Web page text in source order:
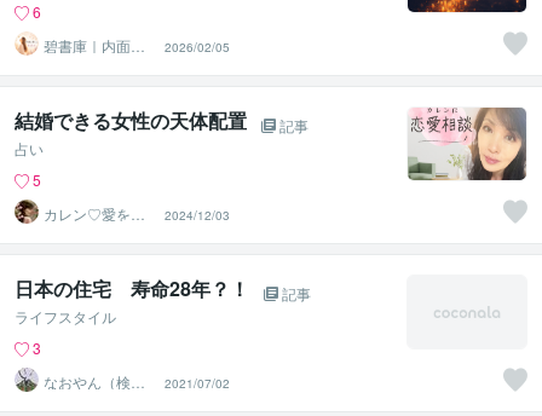
6
碧書庫｜内面を
整える星読み
2026/02/05
結婚できる女性の天体配置
記事
占い
5
カレン♡愛を届
ける占い師
2024/12/03
日本の住宅 寿命28年？！
記事
ライフスタイル
3
なおやん（検索
用）
2021/07/02